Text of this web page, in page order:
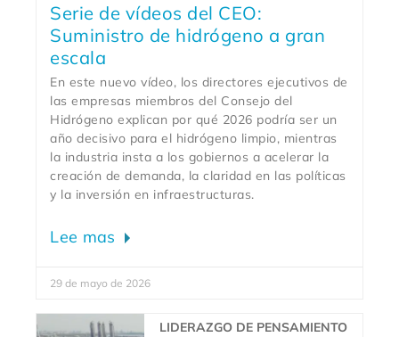
Serie de vídeos del CEO:
Suministro de hidrógeno a gran
escala
En este nuevo vídeo, los directores ejecutivos de
las empresas miembros del Consejo del
Hidrógeno explican por qué 2026 podría ser un
año decisivo para el hidrógeno limpio, mientras
la industria insta a los gobiernos a acelerar la
creación de demanda, la claridad en las políticas
y la inversión en infraestructuras.
Lee mas
29 de mayo de 2026
LIDERAZGO DE PENSAMIENTO